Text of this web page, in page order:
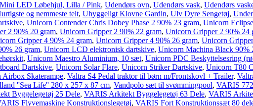
LED Løbehjul, Lilla / Pink, Udendørs ovn, Udendørs vask, Udendørs
og nemmeste telt, Uhyggeligt Klovne Gardin, Ulv Dyre Sengetøj,
, Unicorn Contender Chris Dobey Phase 2 90% 23 gram, Unicorn
2 90% 20 gram, Unicorn Gripper 2 90% 22 gram, Unicorn Gripper 2 90% 24
Gripper 4 90% 24 gram, Unicorn Gripper 4 90% 26 gram, Unicorn
26 gram, Unicorn LCD elektronisk dartskive, Unicorn Machina Black 90%
, Unicorn Maestro Aluminium, 10 sæt, Unicorn PDC Beskyttelsesring
Dartskive, Unicorn Solar Flare, Unicorn Striker Dartskive, Unicorn T80
Airbox Skaterampe, Valtra S4 Pedal traktor til børn m/Frontskovl + Trailer,
''Sea Life'' 280 x 257 x 87 cm, Vandpolo sæt til svømmingpool, VARIS
Byggelegetøj 25 Dele, VARIS Arkitekt Byggelegetøj 63 Dele, VARIS
Flyvemaskine Konstruktionslegetøj, VARIS Fort Konstruktionssæt 80